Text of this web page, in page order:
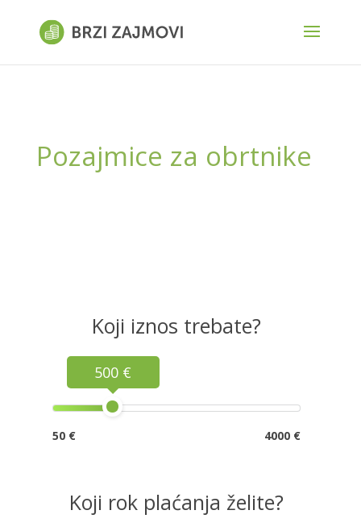
Pozajmice za obrtnike
Koji iznos trebate?
500 €
50 € 4000 €
Koji rok plaćanja želite?